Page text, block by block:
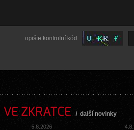
opište kontrolní kód
ZKRATCE / další novinky
5.8.2026